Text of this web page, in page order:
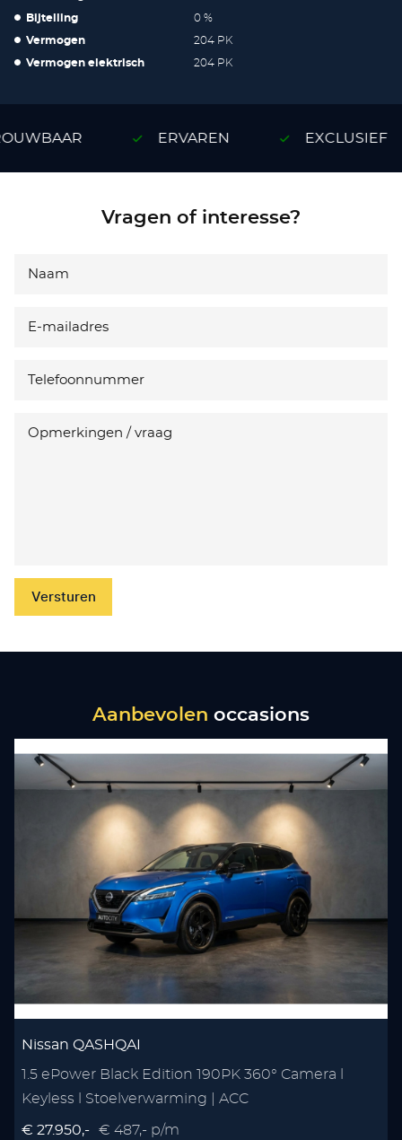
Bijtelling 0 %
Vermogen 204 PK
Vermogen elektrisch 204 PK
ERVAREN EXCLUSIEF
Vragen of interesse?
Versturen
Aanbevolen occasions
Nissan QASHQAI
1.5 ePower Black Edition 190PK 360° Camera l
Keyless l Stoelverwarming | ACC
€ 27.950,- € 487,- p/m